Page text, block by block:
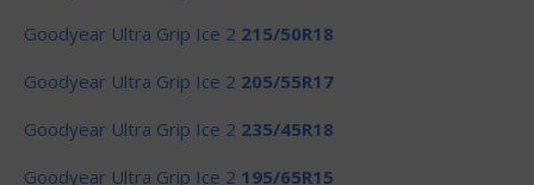
Goodyear Ultra Grip Ice 2 215/50R18
Goodyear Ultra Grip Ice 2 205/55R17
Goodyear Ultra Grip Ice 2 235/45R18
Goodyear Ultra Grip Ice 2 195/65R15